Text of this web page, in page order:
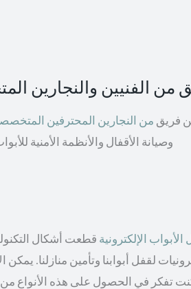
من الفنيين والنجارين
فريق من النجارين المحترفين
وصيانة الأقفال والأنظمة الأمنية
الأبواب الإلكترونية قطعت أشكال
لقفل أبوابنا وتأمين منازلنا.
تفكر في الحصول على هذه الأنواع من